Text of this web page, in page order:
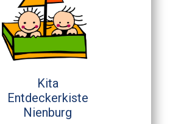
Kita
Entdeckerkiste
Nienburg